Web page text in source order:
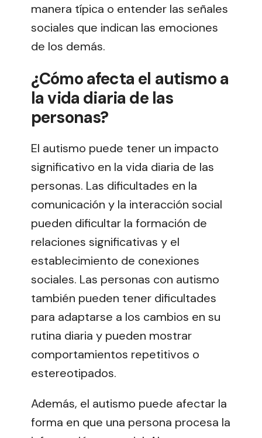
manera típica o entender las señales
sociales que indican las emociones
de los demás.
¿Cómo afecta el autismo a
la vida diaria de las
personas?
El autismo puede tener un impacto
significativo en la vida diaria de las
personas. Las dificultades en la
comunicación y la interacción social
pueden dificultar la formación de
relaciones significativas y el
establecimiento de conexiones
sociales. Las personas con autismo
también pueden tener dificultades
para adaptarse a los cambios en su
rutina diaria y pueden mostrar
comportamientos repetitivos o
estereotipados.
Además, el autismo puede afectar la
forma en que una persona procesa la